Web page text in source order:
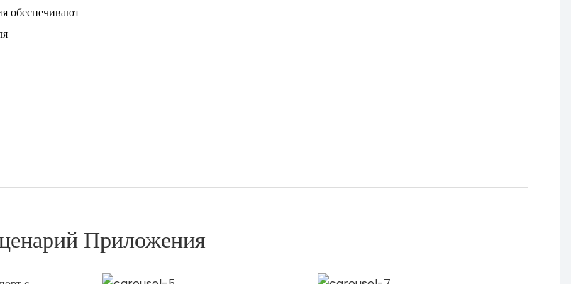
обеспечивают
Приложения